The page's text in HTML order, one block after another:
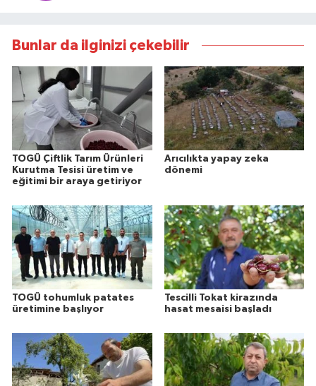
Bunlar da ilginizi çekebilir
TOGÜ Çiftlik Tarım Ürünleri
Kurutma Tesisi üretim ve
eğitimi bir araya getiriyor
Arıcılıkta yapay zeka
dönemi
TOGÜ tohumluk patates
üretimine başlıyor
Tescilli Tokat kirazında
hasat mesaisi başladı